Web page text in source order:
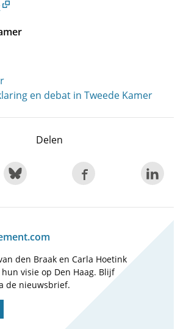
en debat in Tweede Kamer
Delen
den Braak en Carla Hoetink
hun visie op Den Haag. Blijf
de nieuwsbrief.